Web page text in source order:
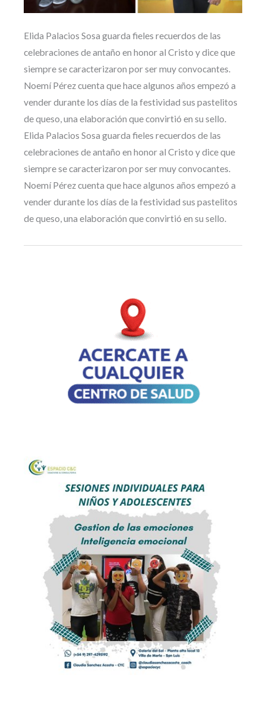
Elida Palacios Sosa guarda fieles recuerdos de las
celebraciones de antaño en honor al Cristo y dice que
siempre se caracterizaron por ser muy convocantes.
Noemí Pérez cuenta que hace algunos años empezó a
vender durante los días de la festividad sus pastelitos
de queso, una elaboración que convirtió en su sello.
Elida Palacios Sosa guarda fieles recuerdos de las
celebraciones de antaño en honor al Cristo y dice que
siempre se caracterizaron por ser muy convocantes.
Noemí Pérez cuenta que hace algunos años empezó a
vender durante los días de la festividad sus pastelitos
de queso, una elaboración que convirtió en su sello.